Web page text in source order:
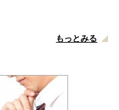
もっとみる